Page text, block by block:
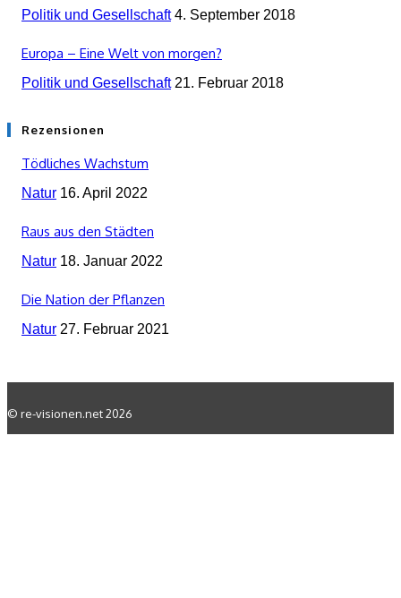
Politik und Gesellschaft 4. September 2018
Europa – Eine Welt von morgen?
Politik und Gesellschaft 21. Februar 2018
Rezensionen
Tödliches Wachstum
Natur 16. April 2022
Raus aus den Städten
Natur 18. Januar 2022
Die Nation der Pflanzen
Natur 27. Februar 2021
© re-visionen.net 2026